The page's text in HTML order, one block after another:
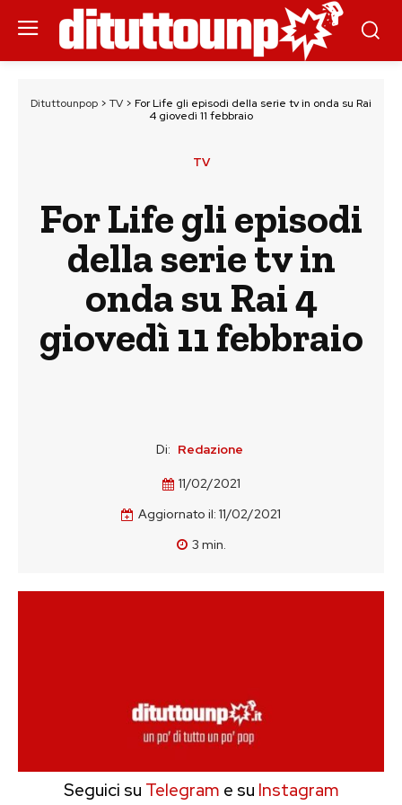
Dituttounpop > TV > For Life gli episodi della serie tv in onda su Rai
4 giovedì 11 febbraio
TV
For Life gli episodi
della serie tv in
onda su Rai 4
giovedì 11 febbraio
Di: Redazione
11/02/2021
Aggiornato il: 11/02/2021
3 min.
Seguici su Telegram e su Instagram